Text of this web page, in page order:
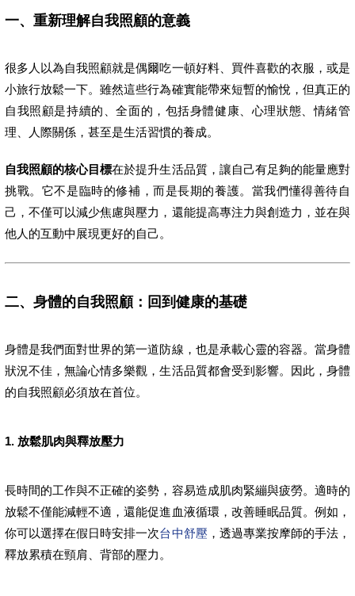
一、重新理解自我照顧的意義
很多人以為自我照顧就是偶爾吃一頓好料、買件喜歡的衣服，或是
小旅行放鬆一下。雖然這些行為確實能帶來短暫的愉悅，但真正的
自我照顧是持續的、全面的，包括身體健康、心理狀態、情緒管
理、人際關係，甚至是生活習慣的養成。
自我照顧的核心目標在於提升生活品質，讓自己有足夠的能量應對
挑戰。它不是臨時的修補，而是長期的養護。當我們懂得善待自
己，不僅可以減少焦慮與壓力，還能提高專注力與創造力，並在與
他人的互動中展現更好的自己。
二、身體的自我照顧：回到健康的基礎
身體是我們面對世界的第一道防線，也是承載心靈的容器。當身體
狀況不佳，無論心情多樂觀，生活品質都會受到影響。因此，身體
的自我照顧必須放在首位。
1. 放鬆肌肉與釋放壓力
長時間的工作與不正確的姿勢，容易造成肌肉緊繃與疲勞。適時的
放鬆不僅能減輕不適，還能促進血液循環，改善睡眠品質。例如，
你可以選擇在假日時安排一次台中舒壓 ，透過專業按摩師的手法，
釋放累積在頸肩、背部的壓力。